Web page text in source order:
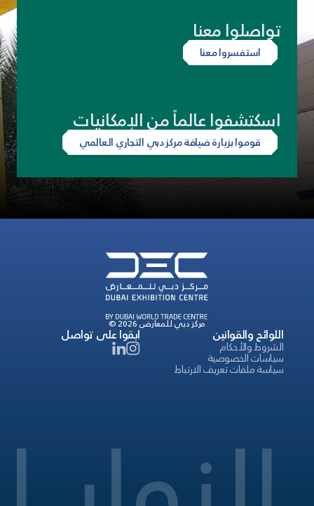
تواصلوا معنا
استفسروا معنا
اسكتشفوا عالماً من الإمكانيات
قوموا بزيارة ضيافة مركز دبي التجاري العالمي
© 2026 مركز دبي للمعارض
اللوائح والقوانين
الشروط والأحكام
سياسات الخصوصية
سياسة ملفات تعريف الارتباط
ابقوا على تواصل